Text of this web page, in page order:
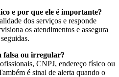
e por que ele é importante?
dos serviços e responde
os atendimentos e assegura
falsa ou irregular?
CNPJ, endereço físico ou
é sinal de alerta quando o